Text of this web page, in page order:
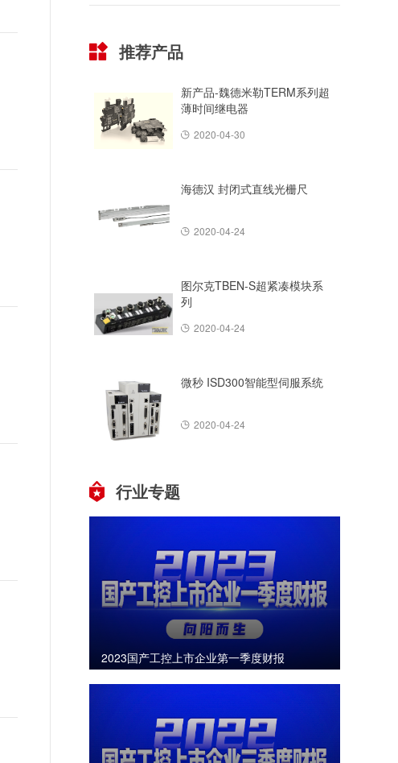
推荐产品
新产品-魏德米勒TERM系列超
薄时间继电器
2020-04-30
海德汉 封闭式直线光栅尺
2020-04-24
图尔克TBEN-S超紧凑模块系
列
2020-04-24
微秒 ISD300智能型伺服系统
2020-04-24
行业专题
2023国产工控上市企业第一季度财报